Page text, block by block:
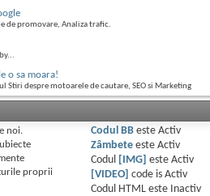
de promovare, Analiza trafic.
o sa moara!
Stiri despre motoarele de cautare, SEO si Marketing
noi.
proprii
Codul BBeste Activ
Zâmbeteeste Activ
Codul
[IMG] este Activ
[VIDEO]
code is Activ
Codul HTML este
Inactiv